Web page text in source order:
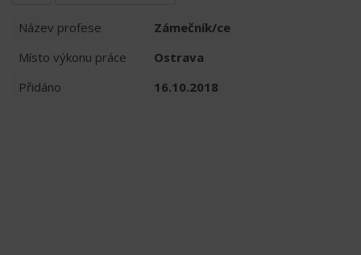
Název profese
Zámečník/ce
Místo výkonu práce
Ostrava
Přidáno
16.10.2018